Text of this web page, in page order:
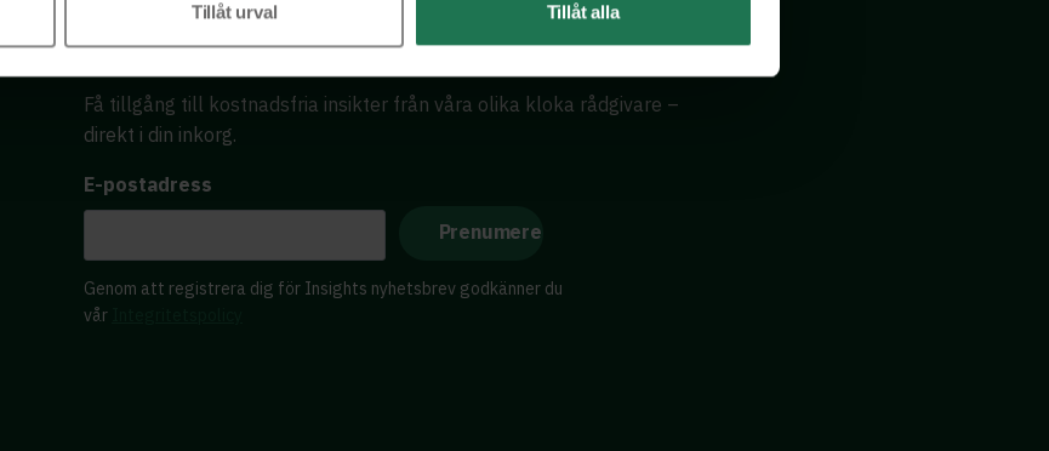
Tillåt urval Tillåt alla
Få tillgång till kostnadsfria insikter från våra olika kloka rådgivare –
direkt i din inkorg.
E-postadress
Genom att registrera dig för Insights nyhetsbrev godkänner du
vår